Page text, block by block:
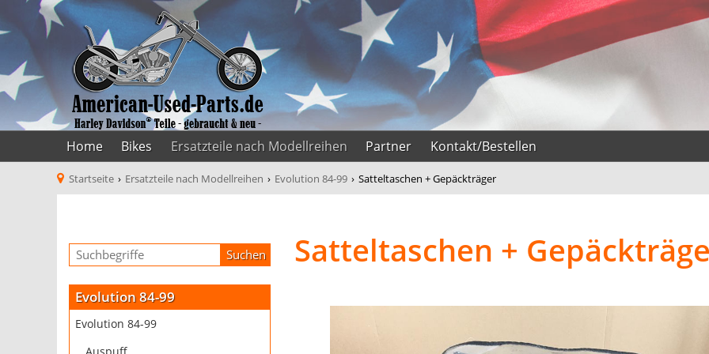
Home Bikes Ersatzteile nach Modellreihen Partner Kontakt/Bestellen
Startseite › Ersatzteile nach Modellreihen › Evolution 84-99 › Satteltaschen + Gepäckträger
Evolution 84-99
Evolution 84-99
Satteltaschen +